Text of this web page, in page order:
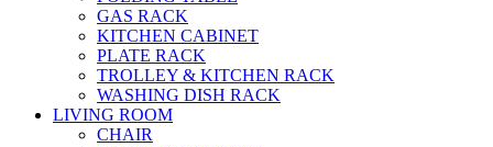
GAS RACK
KITCHEN CABINET
PLATE RACK
TROLLEY & KITCHEN RACK
WASHING DISH RACK
LIVING ROOM
CHAIR